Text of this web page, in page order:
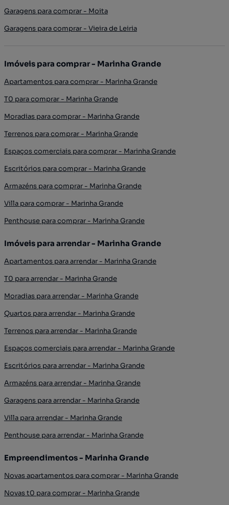
Garagens para comprar - Moita
Garagens para comprar - Vieira de Leiria
Imóveis para comprar - Marinha Grande
Apartamentos para comprar - Marinha Grande
T0 para comprar - Marinha Grande
Moradias para comprar - Marinha Grande
Terrenos para comprar - Marinha Grande
Espaços comerciais para comprar - Marinha Grande
Escritórios para comprar - Marinha Grande
Armazéns para comprar - Marinha Grande
Villa para comprar - Marinha Grande
Penthouse para comprar - Marinha Grande
Imóveis para arrendar - Marinha Grande
Apartamentos para arrendar - Marinha Grande
T0 para arrendar - Marinha Grande
Moradias para arrendar - Marinha Grande
Quartos para arrendar - Marinha Grande
Terrenos para arrendar - Marinha Grande
Espaços comerciais para arrendar - Marinha Grande
Escritórios para arrendar - Marinha Grande
Armazéns para arrendar - Marinha Grande
Garagens para arrendar - Marinha Grande
Villa para arrendar - Marinha Grande
Penthouse para arrendar - Marinha Grande
Empreendimentos - Marinha Grande
Novas apartamentos para comprar - Marinha Grande
Novas t0 para comprar - Marinha Grande